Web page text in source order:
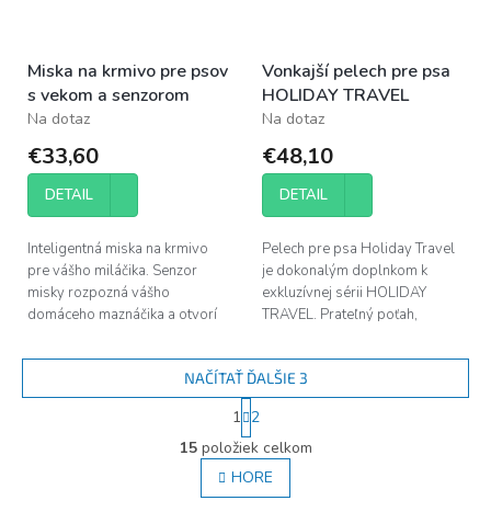
Miska na krmivo pre psov
s vekom a senzorom
Na dotaz
€33,60
DETAIL
Inteligentná miska na krmivo
pre vášho miláčika. Senzor
misky rozpozná vášho
domáceho maznáčika a otvorí
zatvorí. To znamená, že krmivo
Vonkajší pelech pre psa
HOLIDAY TRAVEL
Na dotaz
€48,10
DETAIL
Pelech pre psa Holiday Travel
je dokonalým doplnkom k
exkluzívnej sérii HOLIDAY
TRAVEL. Prateľný poťah,
jednoducho stiahnuť pomocou
zipsu.
O
v
l
á
NAČÍTAŤ ĎALŠIE 3
S
t
r
á
n
k
1 2
15položiek celkom
HORE